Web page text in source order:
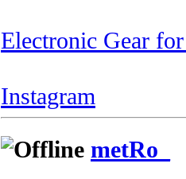
Electronic Gear
Instagram
metRo_